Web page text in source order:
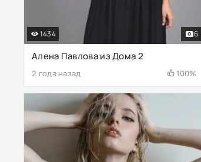
Алена Павлова из Дома 2
2 года назад 100%
1434 6